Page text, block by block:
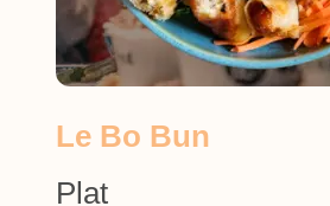
Le Bo Bun
Plat